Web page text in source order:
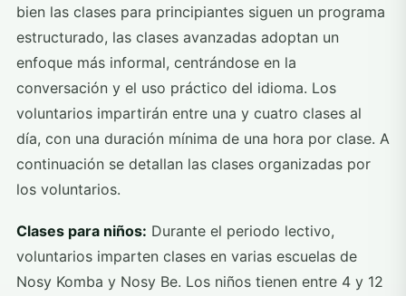
bien las clases para principiantes siguen un programa
estructurado, las clases avanzadas adoptan un
enfoque más informal, centrándose en la
conversación y el uso práctico del idioma. Los
voluntarios impartirán entre una y cuatro clases al
día, con una duración mínima de una hora por clase. A
continuación se detallan las clases organizadas por
los voluntarios.
Clases para niños: Durante el periodo lectivo,
voluntarios imparten clases en varias escuelas de
Nosy Komba y Nosy Be. Los niños tienen entre 4 y 12